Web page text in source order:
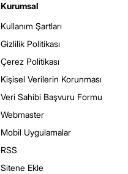
Kurumsal
Kullanım Şartları
Gizlilik Politikası
Çerez Politikası
Kişisel Verilerin Korunması
Veri Sahibi Başvuru Formu
Webmaster
Mobil Uygulamalar
RSS
Sitene Ekle